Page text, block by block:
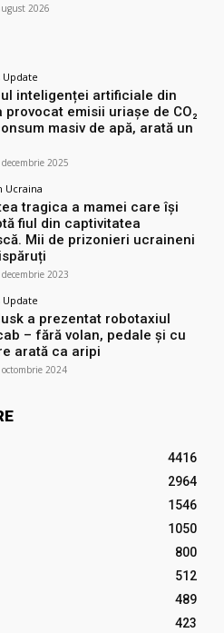
2026
Update
ul inteligenței artificiale din
provocat emisii uriașe de CO₂
masiv de apă, arată un
2025
Ucraina
tragica a mamei care își
fiul din captivitatea
Mii de prizonieri ucraineni
2023
Update
a prezentat robotaxiul
– fără volan, pedale și cu
arată ca aripi
octombrie 2024
4416
2964
1546
1050
800
512
489
423